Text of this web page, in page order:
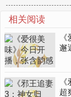
相关阅读
邂
超